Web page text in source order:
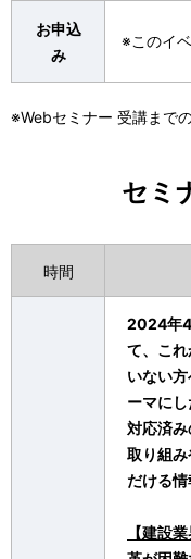
お申込
み
※このイ
※Webセミナー 受講まで
セミ
時間
2024年4
て、こ
いない方
ーマにし
対応済
取り組
だける
【建設